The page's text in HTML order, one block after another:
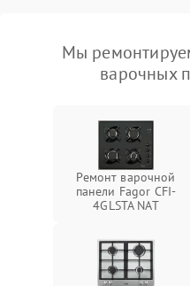
Мы
варочных
Ремонт варочной
панели Fagor CFI-
4GLSTA NAT